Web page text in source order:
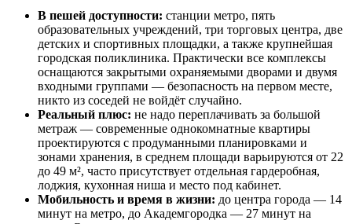
В пешей доступности: станции метро, пять
образовательных учреждений, три торговых центра, две
детских и спортивных площадки, а также крупнейшая
городская поликлиника. Практически все комплексы
оснащаются закрытыми охраняемыми дворами и двумя
входными группами — безопасность на первом месте,
никто из соседей не войдёт случайно.
Реальный плюс: не надо переплачивать за большой
метраж — современные однокомнатные квартиры
проектируются с продуманными планировками и
зонами хранения, в среднем площади варьируются от 22
до 49 м², часто присутствует отдельная гардеробная,
лоджия, кухонная ниша и место под кабинет.
Мобильность и время в жизни: до центра города — 14
минут на метро, до Академгородка — 27 минут на